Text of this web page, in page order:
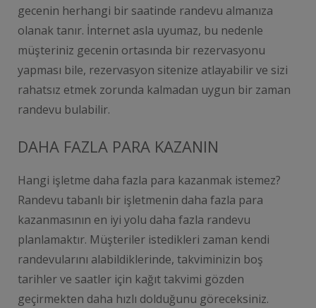
gecenin herhangi bir saatinde randevu almanıza
olanak tanır. İnternet asla uyumaz, bu nedenle
müşteriniz gecenin ortasında bir rezervasyonu
yapması bile, rezervasyon sitenize atlayabilir ve sizi
rahatsız etmek zorunda kalmadan uygun bir zaman
randevu bulabilir.
DAHA FAZLA PARA KAZANIN
Hangi işletme daha fazla para kazanmak istemez?
Randevu tabanlı bir işletmenin daha fazla para
kazanmasının en iyi yolu daha fazla randevu
planlamaktır. Müşteriler istedikleri zaman kendi
randevularını alabildiklerinde, takviminizin boş
tarihler ve saatler için kağıt takvimi gözden
geçirmekten daha hızlı dolduğunu göreceksiniz.